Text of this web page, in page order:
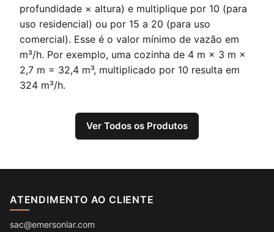
profundidade × altura) e multiplique por 10 (para
uso residencial) ou por 15 a 20 (para uso
comercial). Esse é o valor mínimo de vazão em
m³/h. Por exemplo, uma cozinha de 4 m × 3 m ×
2,7 m = 32,4 m³, multiplicado por 10 resulta em
324 m³/h.
Ver Todos os Produtos
ATENDIMENTO AO CLIENTE
sac@emersonlar.com